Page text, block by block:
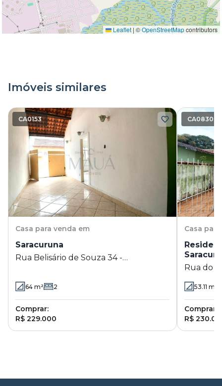
Leaflet | ©OpenStreetMapcontributors
Imóveis similares
CA0153
Casa para venda em
Saracuruna
Rua Belisário de Souza 34 -
64 m² 2
Comprar:
R$ 229.000
CA0830
Casa
Rua do
53.11 m²
Comprar:
R$